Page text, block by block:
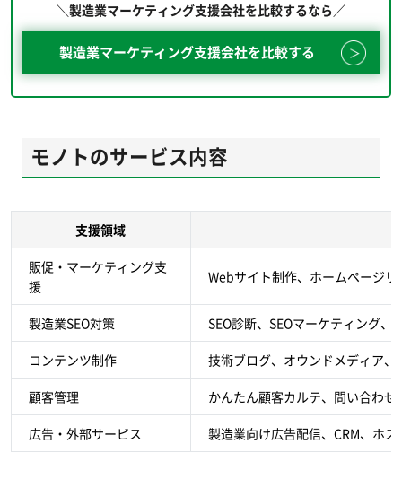
＼製造業マーケティング支援会社を比較するなら／
製造業マーケティング支援会社を比較する
モノトのサービス内容
支援領域
販促・マーケティング支
援
Webサイト制作、ホームページ
製造業SEO対策 SEO診断、SEOマーケティング、
コンテンツ制作 技術ブログ、オウンドメディア
顧客管理 かんたん顧客カルテ、問い合わ
広告・外部サービス 製造業向け広告配信、CRM、ホ